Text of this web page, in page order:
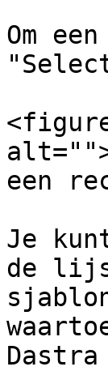
Om
een
Je
de